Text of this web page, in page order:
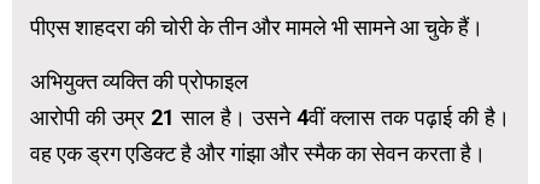
पीएस शाहदरा की चोरी के तीन और मामले भी सामने आ चुके हैं।
अभियुक्त व्यक्ति की प्रोफाइल
आरोपी की उम्र 21 साल है। उसने 4वीं क्लास तक पढ़ाई की है।
वह एक ड्रग एडिक्ट है और गांझा और स्मैक का सेवन करता है।